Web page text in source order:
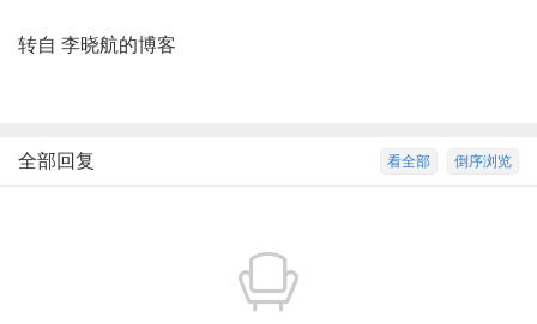
转自 李晓航的博客
倒序浏览
看全部
全部回复